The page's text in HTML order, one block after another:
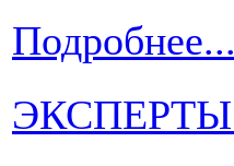
Подробнее...
ЭКСПЕРТЫ